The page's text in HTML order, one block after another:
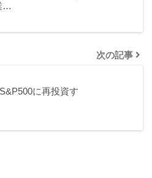
…
次の記事
に再投資す